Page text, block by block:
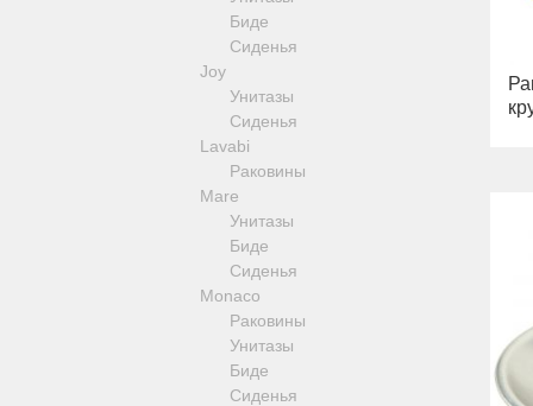
Fortis Gold
Fortis Black
Grazia
King
Kvant
Kvant Black
Kvant Gold
Laguna
Lem
Lem Crystal
Luxor
Maya
Olivia
Opera
Oxford
Prestige
Kvant
Luxor
Mirella
Monte Carlo
Olivia
Opera
Provance
Versailles
Зеркала оптические, салфетницы
Полки-решетки
Ведра и корзины для белья
Стойки
Cleopatra
Биде
Сиденья
Joy
Унитазы
Сиденья
Lavabi
Раковины
Mare
Унитазы
Биде
Сиденья
Monaco
Раковины
Унитазы
Биде
Сиденья